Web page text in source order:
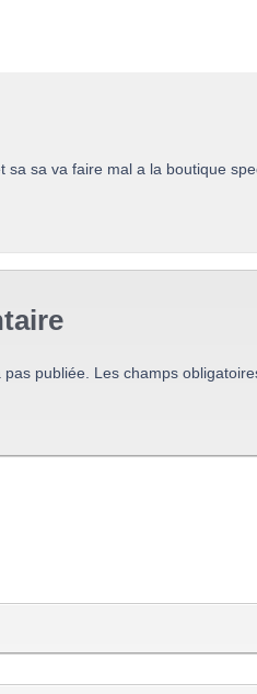
sa va faire mal a la boutique
publiée.
Les champs